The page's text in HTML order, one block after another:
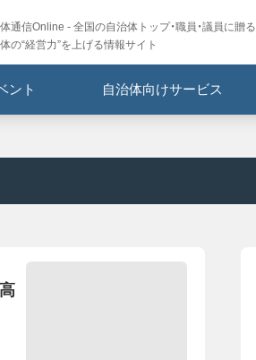
通信Online - 全国の自治体トップ・職員・議員に贈る
の“経営力”を上げる情報サイト
ント 自治体向けサービス